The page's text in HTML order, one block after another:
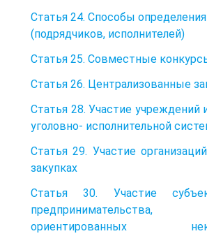
Статья 24. Способы
(подрядчиков, исполнителей)
Статья 25. Совместные
Статья 26. Централизованные
Статья 28. Участие учреждений
уголовно- исполнительной
Статья 29. Участие
закупках
Статья 30. Участие
предпринимательства,
ориентированных